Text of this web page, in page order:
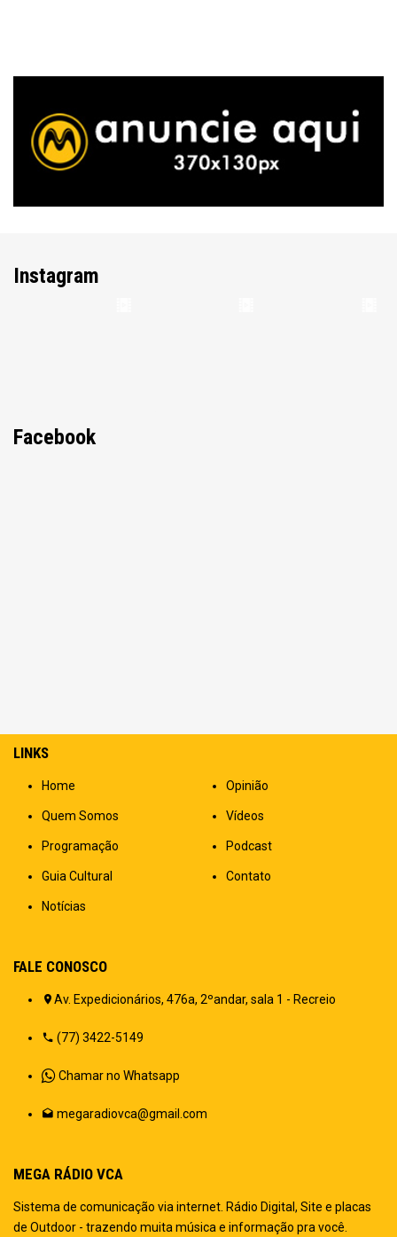
Instagram
Facebook
LINKS
Home
Quem Somos
Programação
Guia Cultural
Notícias
Opinião
Vídeos
Podcast
Contato
FALE CONOSCO
Av. Expedicionários, 476a, 2ºandar, sala 1 - Recreio
(77) 3422-5149
Chamar no Whatsapp
megaradiovca@gmail.com
MEGA RÁDIO VCA
Sistema de comunicação via internet. Rádio Digital, Site e placas
de Outdoor - trazendo muita música e informação pra você.